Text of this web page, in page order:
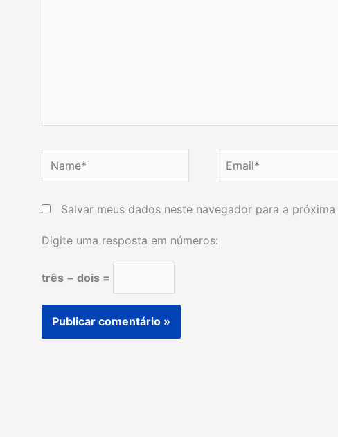
Name* Email*
Salvar meus dados neste navegador para a
Digite uma resposta em números:
três − dois =